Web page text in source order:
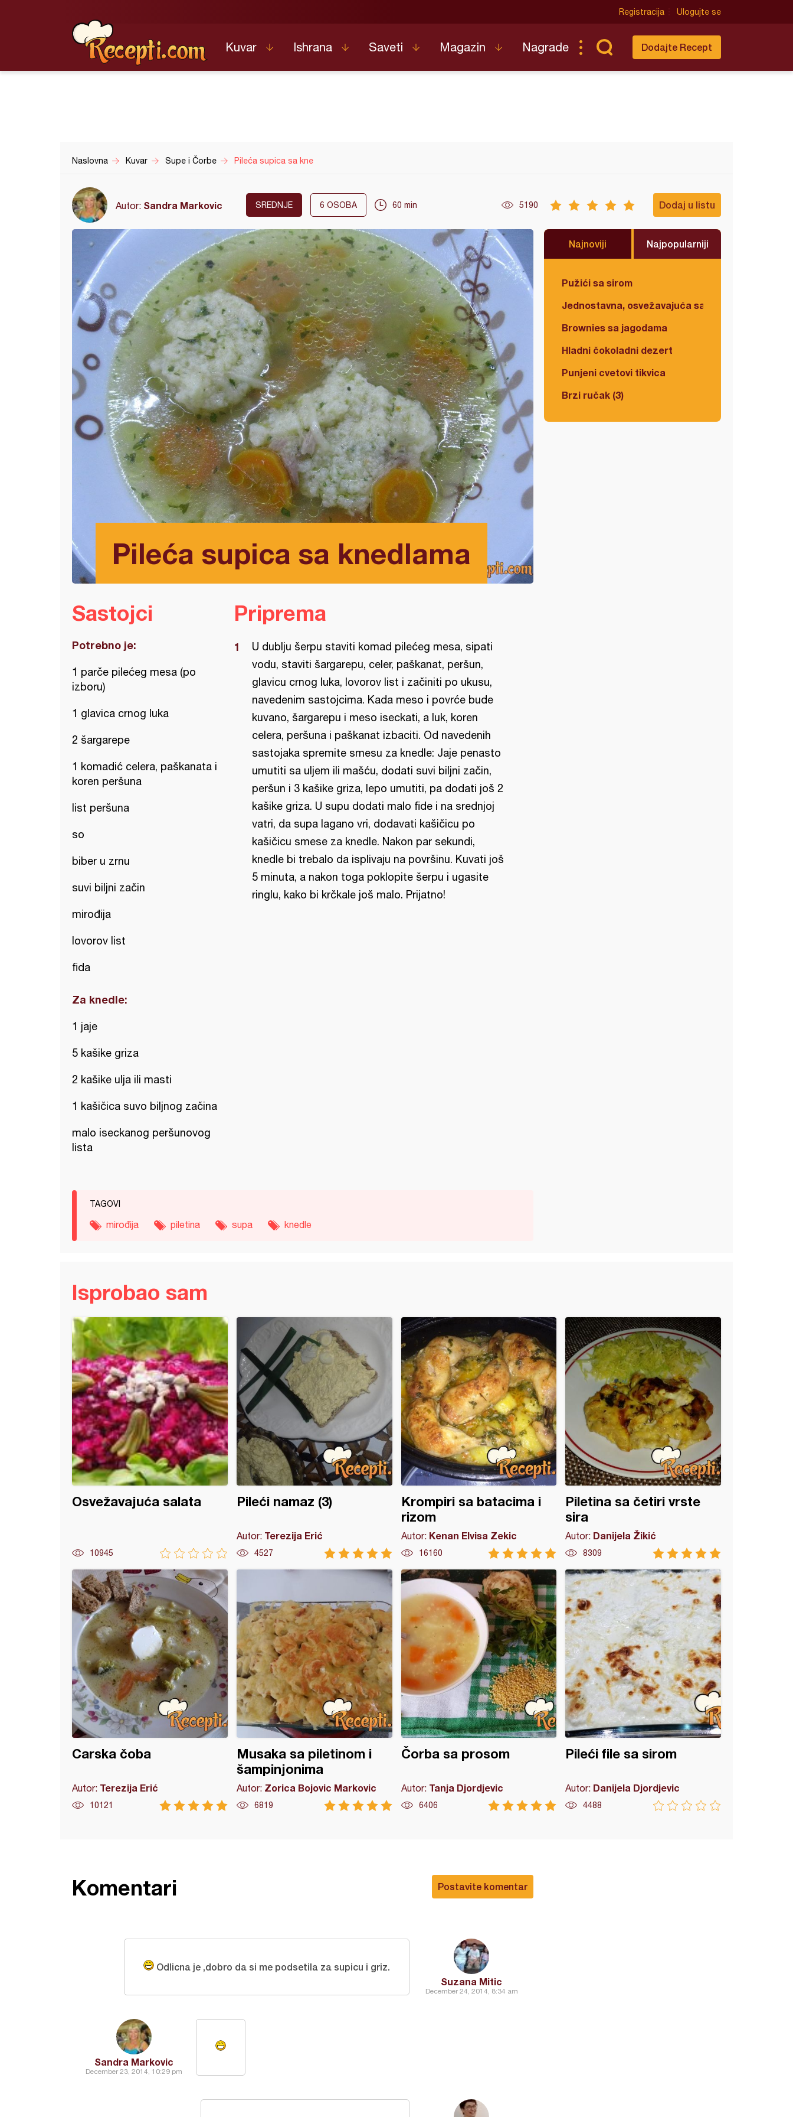
Registracija Ulogujte se
Kuvar Ishrana Saveti Magazin Nagrade Dodajte Recept
Naslovna Kuvar Supe i Čorbe Pileća supica sa kne
Autor: Sandra Markovic SREDNJE 6 OSOBA 60 min 5190 Dodaj u listu
Pileća supica sa knedlama
Najnoviji Najpopularniji
Pužići sa sirom
Jednostavna, osvežavajuća salata
Brownies sa jagodama
Hladni čokoladni dezert
Punjeni cvetovi tikvica
Brzi ručak (3)
Sastojci
Potrebno je:
1 parče pilećeg mesa (po
izboru)
1 glavica crnog luka
2 šargarepe
1 komadić celera, paškanata i
koren peršuna
list peršuna
so
biber u zrnu
suvi biljni začin
mirođija
lovorov list
fida
Za knedle:
1 jaje
5 kašike griza
2 kašike ulja ili masti
1 kašičica suvo biljnog začina
malo iseckanog peršunovog
lista
Priprema
U dublju šerpu staviti komad pilećeg mesa, sipati
vodu, staviti šargarepu, celer, paškanat, peršun,
glavicu crnog luka, lovorov list i začiniti po ukusu,
navedenim sastojcima. Kada meso i povrće bude
kuvano, šargarepu i meso iseckati, a luk, koren
celera, peršuna i paškanat izbaciti. Od navedenih
sastojaka spremite smesu za knedle: Jaje penasto
umutiti sa uljem ili mašću, dodati suvi biljni začin,
peršun i 3 kašike griza, lepo umutiti, pa dodati još 2
kašike griza. U supu dodati malo fide i na srednjoj
vatri, da supa lagano vri, dodavati kašičicu po
kašičicu smese za knedle. Nakon par sekundi,
knedle bi trebalo da isplivaju na površinu. Kuvati još
5 minuta, a nakon toga poklopite šerpu i ugasite
ringlu, kako bi krčkale još malo. Prijatno!
TAGOVI
mirođija piletina supa knedle
Isprobao sam
Osvežavajuća salata
10945
Pileći namaz (3)
Autor: Terezija Erić
4527
Krompiri sa batacima i
rizom
Autor: Kenan Elvisa Zekic
16160
Piletina sa četiri vrste
sira
Autor: Danijela Žikić
8309
sa četiri vrste sira
Carska čoba
Autor: Terezija Erić
10121
Musaka sa piletinom i
šampinjonima
Autor: Zorica Bojovic Markovic
6819
Čorba sa prosom
Autor: Tanja Djordjevic
6406
Pileći file sa sirom
Autor: Danijela Djordjevic
4488
Postavite komentar
Komentari
Suzana Mitic
December 24, 2014, 8:34 am
Odlicna je ,dobro da si me podsetila za supicu i griz.
Sandra Markovic
December 23, 2014, 10:29 pm